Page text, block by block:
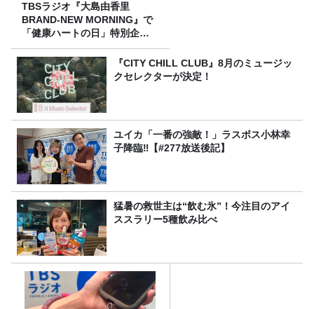
TBSラジオ『大島由香里
BRAND-NEW MORNING』で
「健康ハートの日」特別企画
を8/10（月）に放送
『CITY CHILL CLUB』8月のミュージッ
クセレクターが決定！
ユイカ「一番の強敵！」ラスボス小林幸
子降臨‼【#277放送後記】
猛暑の救世主は“飲む氷”！今注目のアイ
ススラリー5種飲み比べ